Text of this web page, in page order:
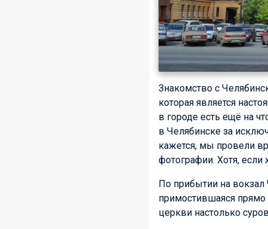
Знакомство с
которая является
в городе есть ещё на
в Челябинске за
кажется, мы провели
фотографии. Хотя, если
По прибытии на
примостившаяся
церкви настолько